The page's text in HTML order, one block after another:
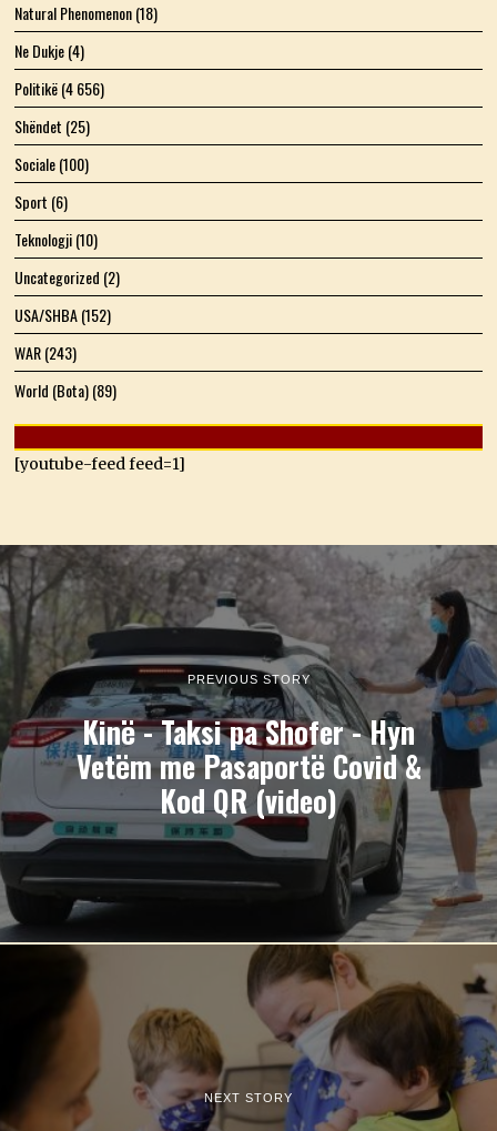
Natural Phenomenon(18)
Ne Dukje(4)
Politikë(4 656)
Shëndet (25)
Sociale(100)
Sport (6)
Teknologji(10)
Uncategorized (2)
USA/SHBA(152)
WAR(243)
World (Bota)(89)
[youtube-feed feed=1]
PREVIOUS STORY
Kinë - Taksi pa Shofer - Hyn
Vetëm me Pasaportë Covid &
Kod QR (video)
NEXT STORY